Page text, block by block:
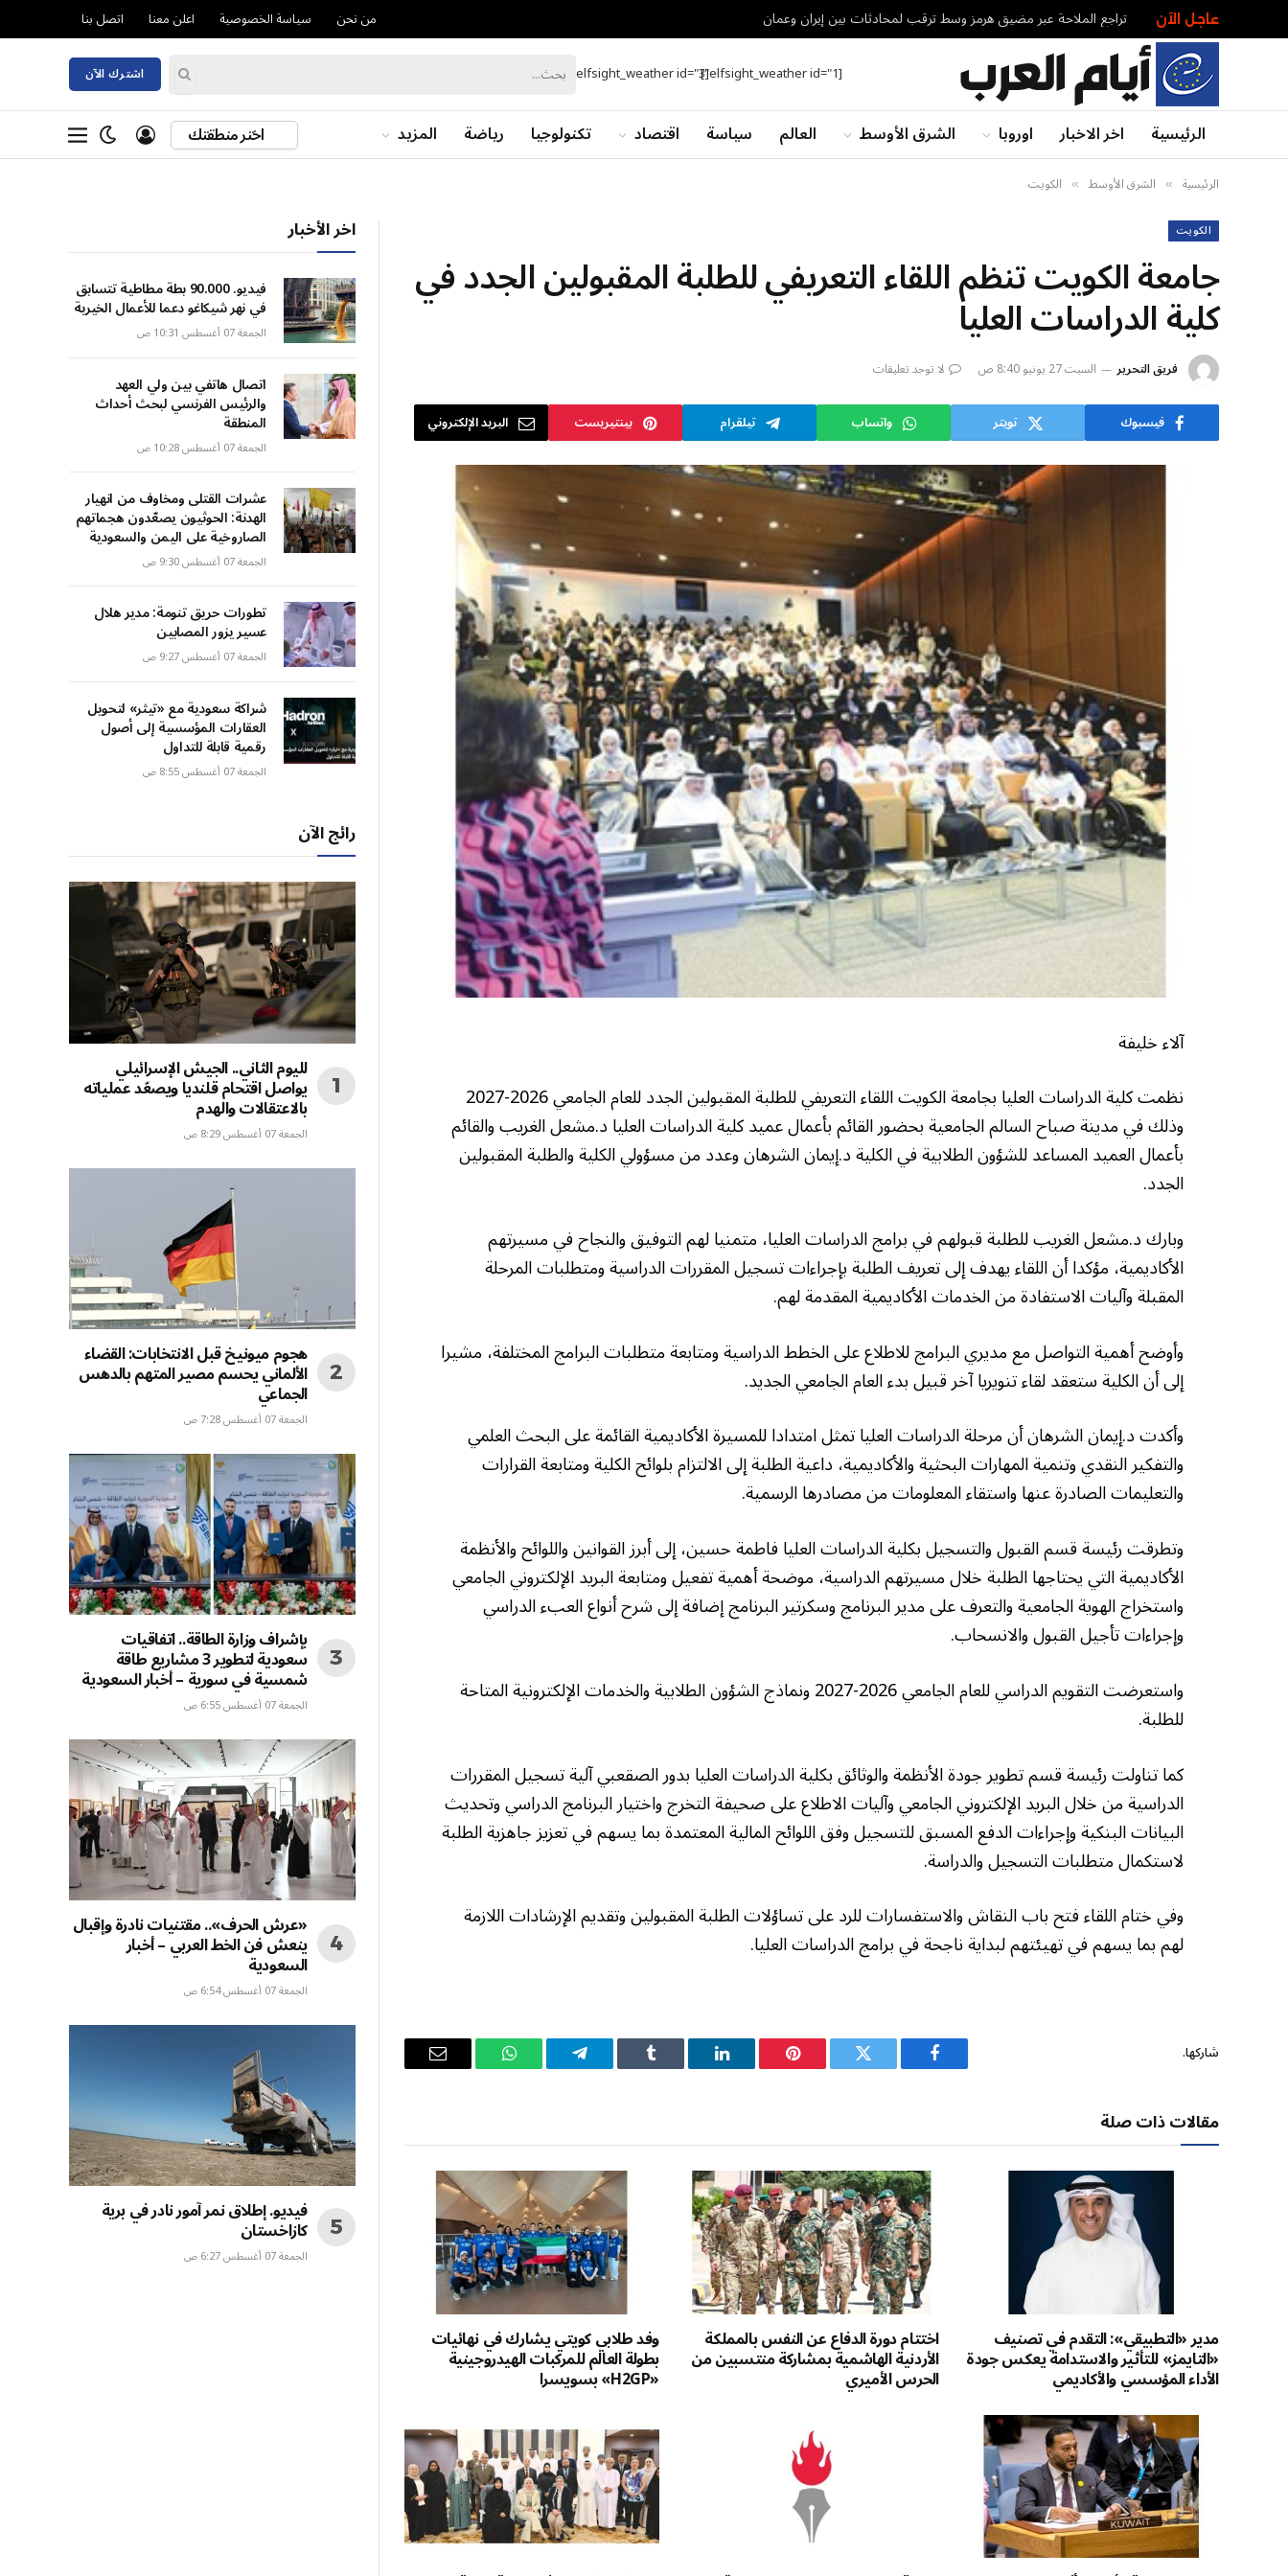
عاجل الآن تراجع الملاحة عبر مضيق هرمز وسط ترقب لمحادثات بين إيران وعمان من نحن سياسة الخصوصية اعلن معنا اتصل بنا
[elfsight_weather id="1"]
[elfsight_weather id="3"] اشترك الآن
الرئيسية اخر الاخبار اوروبا الشرق الأوسط العالم سياسة اقتصاد تكنولوجيا رياضة المزيد اختر منطقتك
الرئيسية » الشرق الأوسط » الكويت
الكويت
جامعة الكويت تنظم اللقاء التعريفي للطلبة المقبولين الجدد في
كلية الدراسات العليا
فريق التحرير السبت 27 يونيو 8:40 ص لا توجد تعليقات
فيسبوك تويتر واتساب تيلقرام بينتيريست البريد الإلكتروني
آلاء خليفة
نظمت كلية الدراسات العليا بجامعة الكويت اللقاء التعريفي للطلبة المقبولين الجدد للعام الجامعي 2026-2027
وذلك في مدينة صباح السالم الجامعية بحضور القائم بأعمال عميد كلية الدراسات العليا د.مشعل الغريب والقائم
بأعمال العميد المساعد للشؤون الطلابية في الكلية د.إيمان الشرهان وعدد من مسؤولي الكلية والطلبة المقبولين
الجدد.
وبارك د.مشعل الغريب للطلبة قبولهم في برامج الدراسات العليا، متمنيا لهم التوفيق والنجاح في مسيرتهم
الأكاديمية، مؤكدا أن اللقاء يهدف إلى تعريف الطلبة بإجراءات تسجيل المقررات الدراسية ومتطلبات المرحلة
المقبلة وآليات الاستفادة من الخدمات الأكاديمية المقدمة لهم.
وأوضح أهمية التواصل مع مديري البرامج للاطلاع على الخطط الدراسية ومتابعة متطلبات البرامج المختلفة، مشيرا
إلى أن الكلية ستعقد لقاء تنويريا آخر قبيل بدء العام الجامعي الجديد.
وأكدت د.إيمان الشرهان أن مرحلة الدراسات العليا تمثل امتدادا للمسيرة الأكاديمية القائمة على البحث العلمي
والتفكير النقدي وتنمية المهارات البحثية والأكاديمية، داعية الطلبة إلى الالتزام بلوائح الكلية ومتابعة القرارات
والتعليمات الصادرة عنها واستقاء المعلومات من مصادرها الرسمية.
وتطرقت رئيسة قسم القبول والتسجيل بكلية الدراسات العليا فاطمة حسين، إلى أبرز القوانين واللوائح والأنظمة
الأكاديمية التي يحتاجها الطلبة خلال مسيرتهم الدراسية، موضحة أهمية تفعيل ومتابعة البريد الإلكتروني الجامعي
واستخراج الهوية الجامعية والتعرف على مدير البرنامج وسكرتير البرنامج إضافة إلى شرح أنواع العبء الدراسي
وإجراءات تأجيل القبول والانسحاب.
واستعرضت التقويم الدراسي للعام الجامعي 2026-2027 ونماذج الشؤون الطلابية والخدمات الإلكترونية المتاحة
للطلبة.
كما تناولت رئيسة قسم تطوير جودة الأنظمة والوثائق بكلية الدراسات العليا بدور الصقعبي آلية تسجيل المقررات
الدراسية من خلال البريد الإلكتروني الجامعي وآليات الاطلاع على صحيفة التخرج واختيار البرنامج الدراسي وتحديث
البيانات البنكية وإجراءات الدفع المسبق للتسجيل وفق اللوائح المالية المعتمدة بما يسهم في تعزيز جاهزية الطلبة
لاستكمال متطلبات التسجيل والدراسة.
وفي ختام اللقاء فتح باب النقاش والاستفسارات للرد على تساؤلات الطلبة المقبولين وتقديم الإرشادات اللازمة
لهم بما يسهم في تهيئتهم لبداية ناجحة في برامج الدراسات العليا.
شاركها.
فيسبوك تويتر بينتيريستلينكدإن Tumblr تيلقرام واتساب
البريد
مقالات ذات صلة
مدير «التطبيقي»: التقدم في تصنيف
«التايمز» للتأثير والاستدامة يعكس جودة
الأداء المؤسسي والأكاديمي
اختتام دورة الدفاع عن النفس بالمملكة
الأردنية الهاشمية بمشاركة منتسبين من
الحرس الأميري
وفد طلابي كويتي يشارك في نهائيات
بطولة العالم للمركبات الهيدروجينية
«H2GP» بسويسرا
اخر الأخبار
فيديو. 90.000 بطة مطاطية تتسابق
في نهر شيكاغو دعما للأعمال الخيرية
الجمعة 07 أغسطس 10:31 ص
اتصال هاتفي بين ولي العهد
والرئيس الفرنسي لبحث أحداث
المنطقة
الجمعة 07 أغسطس 10:28 ص
عشرات القتلى ومخاوف من انهيار
الهدنة: الحوثيون يصعّدون هجماتهم
الصاروخية على اليمن والسعودية
الجمعة 07 أغسطس 9:30 ص
تطورات حريق تنومة: مدير هلال
عسير يزور المصابين
الجمعة 07 أغسطس 9:27 ص
شراكة سعودية مع «تيثر» لتحويل
العقارات المؤسسية إلى أصول
رقمية قابلة للتداول
الجمعة 07 أغسطس 8:55 ص
رائج الآن
لليوم الثاني.. الجيش الإسرائيلي
يواصل اقتحام قلنديا ويصعّد عملياته
بالاعتقالات والهدم
الجمعة 07 أغسطس 8:29 ص
هجوم ميونيخ قبل الانتخابات: القضاء
الألماني يحسم مصير المتهم بالدهس
الجماعي
الجمعة 07 أغسطس 7:28 ص
بإشراف وزارة الطاقة.. اتفاقيات
سعودية لتطوير 3 مشاريع طاقة
شمسية في سورية – أخبار السعودية
الجمعة 07 أغسطس 6:55 ص
«عرش الحرف».. مقتنيات نادرة وإقبال
ينعش فن الخط العربي – أخبار
السعودية
الجمعة 07 أغسطس 6:54 ص
فيديو. إطلاق نمر آمور نادر في برية
كازاخستان
الجمعة 07 أغسطس 6:27 ص